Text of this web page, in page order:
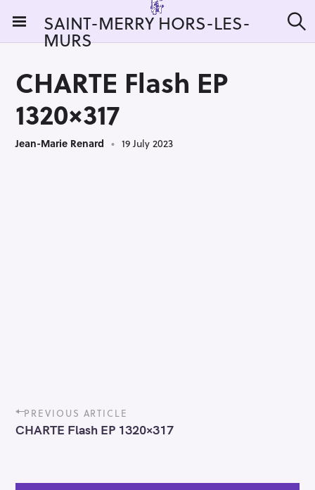
i
SAINT-MERRY HORS-LES-
MURS e
CHARTE Flash EP
1320×317
Jean-Marie Renard 19 July 2023
P
o
s
a
PREVIOUS ARTICLE
CHARTE Flash EP 1320×317